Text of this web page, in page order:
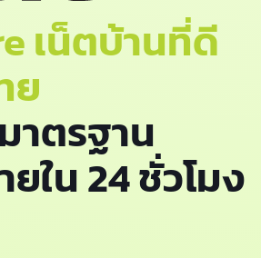
เน็ตบ้านที่ดี
ย
าตรฐาน
ใน 24 ชั่วโมง